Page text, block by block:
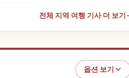
전체 지역 여행 기사 더 보기
옵션 보기